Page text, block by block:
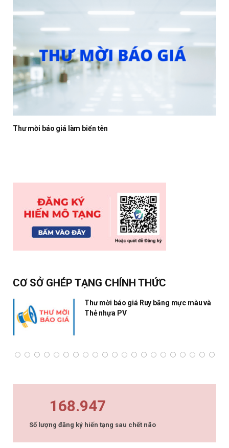
Thư mời báo giá làm biển tên
CƠ SỞ GHÉP TẠNG CHÍNH THỨC
Thư mời báo giá Ruy băng mực màu và
Thẻ nhựa PV
168.947
Số lượng đăng ký hiến tạng sau chết não